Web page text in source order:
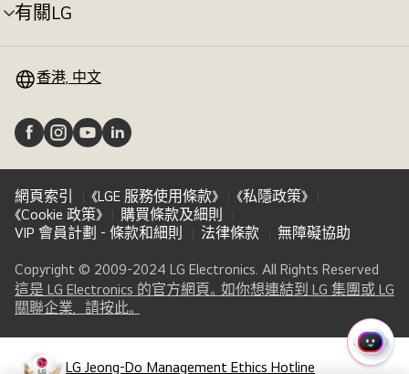
切
換
有關LG
選
換 香港, 中文
網頁索引 《LGE 服務使用條款》
《私隱政策》
《Cookie 政策》
購買條款及細則
VIP 會員計劃 - 條款和細則
法律條款 無障礙協助
Copyright © 2009-2024 LG Electronics. All Rights Reserved
這是 LG Electronics 的官方網頁。如你想連結到 LG 集團或 LG
關聯企業，請按此。
new
LG Jeong-Do Management Ethics Hotline
快